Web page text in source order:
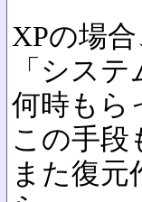
XPの場
「シス
何時もら
この手段
また復